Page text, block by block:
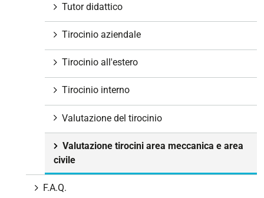
Tutor didattico
Tirocinio aziendale
Tirocinio all'estero
Tirocinio interno
Valutazione del tirocinio
Valutazione tirocini area meccanica e area
civile
F.A.Q.